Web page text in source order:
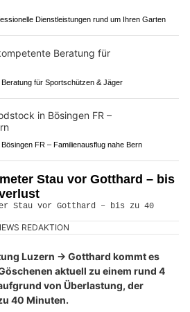
Dienstleistungen rund um Ihren Garten
für Sportschützen & Jäger
FR – Familienausflug nahe Bern
Stau vor Gotthard – bis
REDAKTION
Luzern → Gotthard kommt es
aktuell zu einem rund 4
von Überlastung, der
40 Minuten.